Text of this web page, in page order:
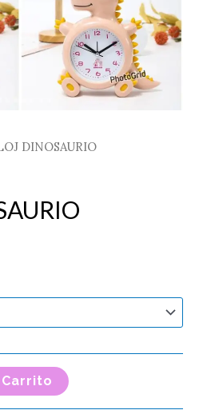
DINOSAURIO